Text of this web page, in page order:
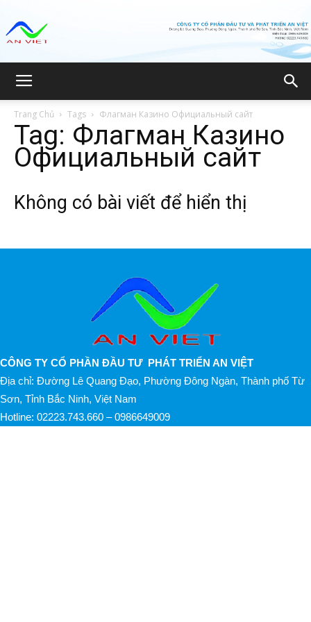
ty
CP
tư
Trang Chủ Tags Флагман Казино Официальный сайт
Tag: Флагман Казино
Официальный сайт
Không có bài viết để hiển thị
CÔNG TY CỔ PHẦN ĐẦU TƯ PHÁT TRIỂN AN VIỆT
Địa chỉ: Đường Lê Quang Đạo, Phường Đông Ngàn, Thành phố Từ
Sơn, Tỉnh Bắc Ninh, Việt Nam
Hotline: 02223.743.660 – 0986649009